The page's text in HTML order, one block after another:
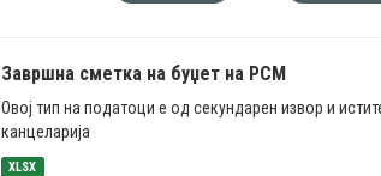
Завршна сметка на буџет на РСМ
Овој тип на податоци е од секундарен извор и
канцеларија
XLSX